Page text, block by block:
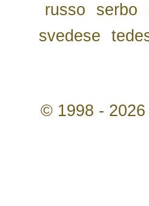
russo
serbo
svedese
© 1998 - 2026